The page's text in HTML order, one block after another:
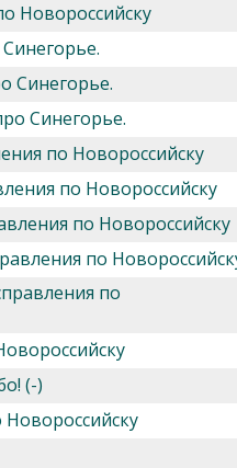
Новороссийску
Синегорье.
Синегорье.
по Новороссийску
по Новороссийску
по Новороссийску
по
по
(-)
Новороссийску